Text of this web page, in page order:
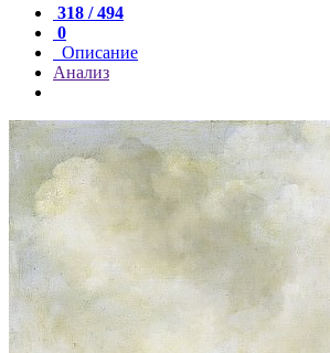
318 / 494
0
Описание
Анализ